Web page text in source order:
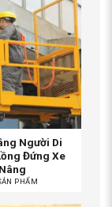
Người Di
Đứng Xe
Nâng
PHẨM